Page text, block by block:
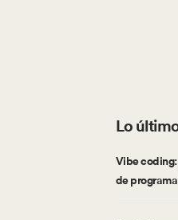
Lo
Vibe coding:
de